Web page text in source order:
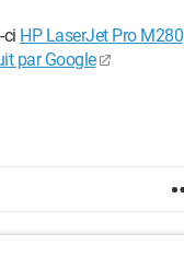
ci HP LaserJet Pro M280
par Google